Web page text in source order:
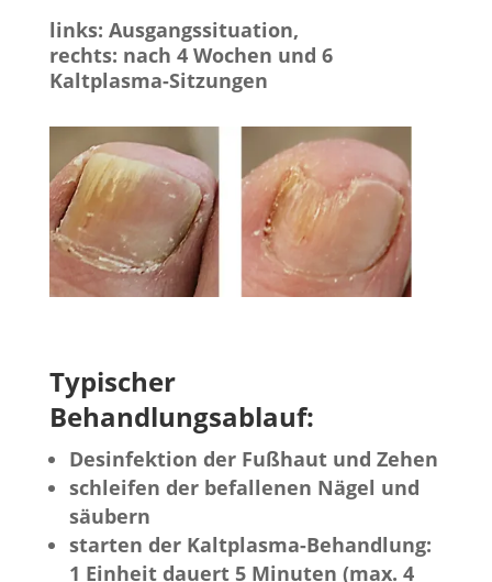
links: Ausgangssituation,
rechts: nach 4 Wochen und 6
Kaltplasma-Sitzungen
Typischer
Behandlungsablauf:
Desinfektion der Fußhaut und Zehen
schleifen der befallenen Nägel und
säubern
starten der Kaltplasma-Behandlung:
1 Einheit dauert 5 Minuten (max. 4